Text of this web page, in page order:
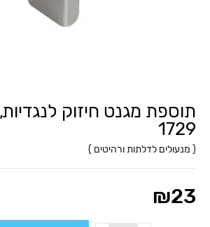
תוספת מגנט חיזוק
1729
( מנעולים לדלתות ורהיטים )
₪23